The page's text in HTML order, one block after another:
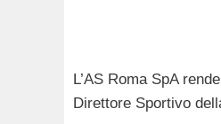
L’AS Roma SpA
Direttore Sportivo